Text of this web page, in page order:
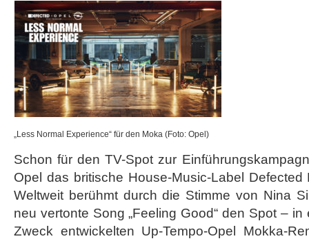
„Less Normal Experience“ für den Moka (Foto: Opel)
Schon für den TV-Spot zur
Opel das britische House-Music-Label
Weltweit berühmt durch die Stimme von Nina
neu vertonte Song „Feeling Good“ den Spot –
Zweck entwickelten Up-Tempo-Opel Mokka-